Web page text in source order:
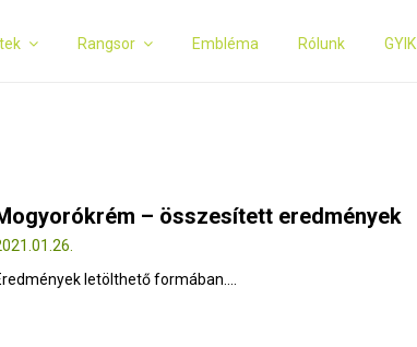
Rangsor Embléma Rólunk GYIK
– összesített eredmények
letölthető formában....